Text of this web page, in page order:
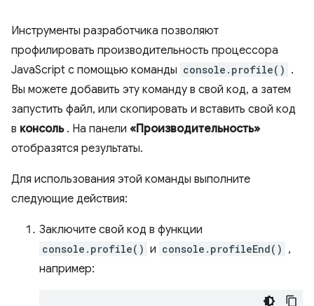
Инструменты разработчика позволяют
профилировать производительность процессора
JavaScript с помощью команды console.profile() .
Вы можете добавить эту команду в свой код, а затем
запустить файл, или скопировать и вставить свой код
в консоль. На панели «Производительность»
отобразятся результаты.
Для использования этой команды выполните
следующие действия:
Заключите свой код в функции
console.profile() и console.profileEnd() ,
например: